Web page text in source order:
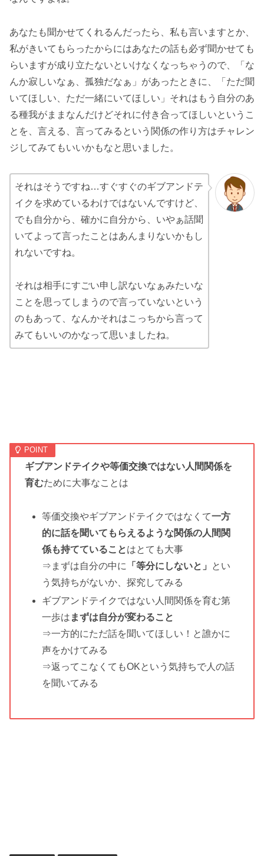
あなたも聞かせてくれるんだったら、私も言いますとか、
私がきいてもらったからにはあなたの話も必ず聞かせても
らいますが成り立たないといけなくなっちゃうので、「な
んか寂しいなぁ、孤独だなぁ」があったときに、「ただ聞
いてほしい、ただ一緒にいてほしい」それはもう自分のあ
る種我がままなんだけどそれに付き合ってほしいというこ
とを、言える、言ってみるという関係の作り方はチャレン
ジしてみてもいいかもなと思いました。
それはそうですね…すぐすぐのギブアンドテ
イクを求めているわけではないんですけど、
でも自分から、確かに自分から、いやぁ話聞
いてよって言ったことはあんまりないかもし
れないですね。
それは相手にすごい申し訳ないなぁみたいな
ことを思ってしまうので言っていないという
のもあって、なんかそれはこっちから言って
みてもいいのかなって思いましたね。
ギブアンドテイクや等価交換ではない人間関係を
育むために大事なことは
等価交換やギブアンドテイクではなくて一方
的に話を聞いてもらえるような関係の人間関
係も持てていることはとても大事
⇒まずは自分の中に
「等分にしないと」
とい
う気持ちがないか、探究してみる
ギブアンドテイクではない人間関係を育む第
一歩は まずは自分が変わること
⇒一方的にただ話を聞いてほしい！と誰かに
声をかけてみる
⇒返ってこなくてもOKという気持ちで人の話
を聞いてみる